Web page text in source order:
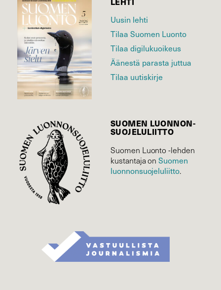
Uusin lehti
Tilaa Suomen Luonto
Tilaa digilukuoikeus
Äänestä parasta juttua
Tilaa uutiskirje
SUOMEN LUONNON­
SUOJELU­LIITTO
Suomen Luonto -lehden
kustantaja onSuomen
luonnonsuojelu­liitto.